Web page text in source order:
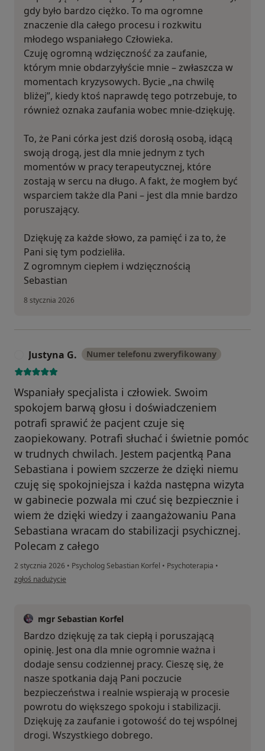
gdy było bardzo ciężko. To ma ogromne
znaczenie dla całego procesu i rozkwitu
młodego wspaniałego Człowieka.
Czuję ogromną wdzięczność za zaufanie,
którym mnie obdarzyłyście mnie – zwłaszcza w
momentach kryzysowych. Bycie „na chwilę
bliżej”, kiedy ktoś naprawdę tego potrzebuje, to
również oznaka zaufania wobec mnie-dziękuję.
To, że Pani córka jest dziś dorosłą osobą, idącą
swoją drogą, jest dla mnie jednym z tych
momentów w pracy terapeutycznej, które
zostają w sercu na długo. A fakt, że mogłem być
wsparciem także dla Pani – jest dla mnie bardzo
poruszający.
Dziękuję za każde słowo, za pamięć i za to, że
Pani się tym podzieliła.
Z ogromnym ciepłem i wdzięcznością
Sebastian
8 stycznia 2026
Justyna G. Numer telefonu zweryfikowany
Wspaniały specjalista i człowiek. Swoim
spokojem barwą głosu i doświadczeniem
potrafi sprawić że pacjent czuje się
zaopiekowany. Potrafi słuchać i świetnie pomóc
w trudnych chwilach. Jestem pacjentką Pana
Sebastiana i powiem szczerze że dzięki niemu
czuję się spokojniejsza i każda następna wizyta
w gabinecie pozwala mi czuć się bezpiecznie i
wiem że dzięki wiedzy i zaangażowaniu Pana
Sebastiana wracam do stabilizacji psychicznej.
Polecam z całego
2 stycznia 2026 • Psycholog Sebastian Korfel • Psychoterapia •
w opinii użytkownika Justyna G.
zgłoś nadużycie
mgr Sebastian Korfel
Bardzo dziękuję za tak ciepłą i poruszającą
opinię. Jest ona dla mnie ogromnie ważna i
dodaje sensu codziennej pracy. Cieszę się, że
nasze spotkania dają Pani poczucie
bezpieczeństwa i realnie wspierają w procesie
powrotu do większego spokoju i stabilizacji.
Dziękuję za zaufanie i gotowość do tej wspólnej
drogi. Wszystkiego dobrego.